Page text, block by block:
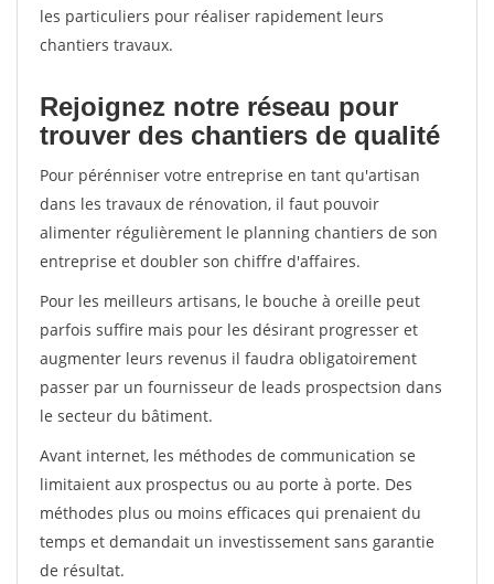
les particuliers pour réaliser rapidement leurs
chantiers travaux.
Rejoignez notre réseau pour
trouver des chantiers de qualité
Pour pérénniser votre entreprise en tant qu'artisan
dans les travaux de rénovation, il faut pouvoir
alimenter régulièrement le planning chantiers de son
entreprise et doubler son chiffre d'affaires.
Pour les meilleurs artisans, le bouche à oreille peut
parfois suffire mais pour les désirant progresser et
augmenter leurs revenus il faudra obligatoirement
passer par un fournisseur de leads prospectsion dans
le secteur du bâtiment.
Avant internet, les méthodes de communication se
limitaient aux prospectus ou au porte à porte. Des
méthodes plus ou moins efficaces qui prenaient du
temps et demandait un investissement sans garantie
de résultat.